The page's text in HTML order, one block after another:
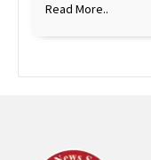
Read More..